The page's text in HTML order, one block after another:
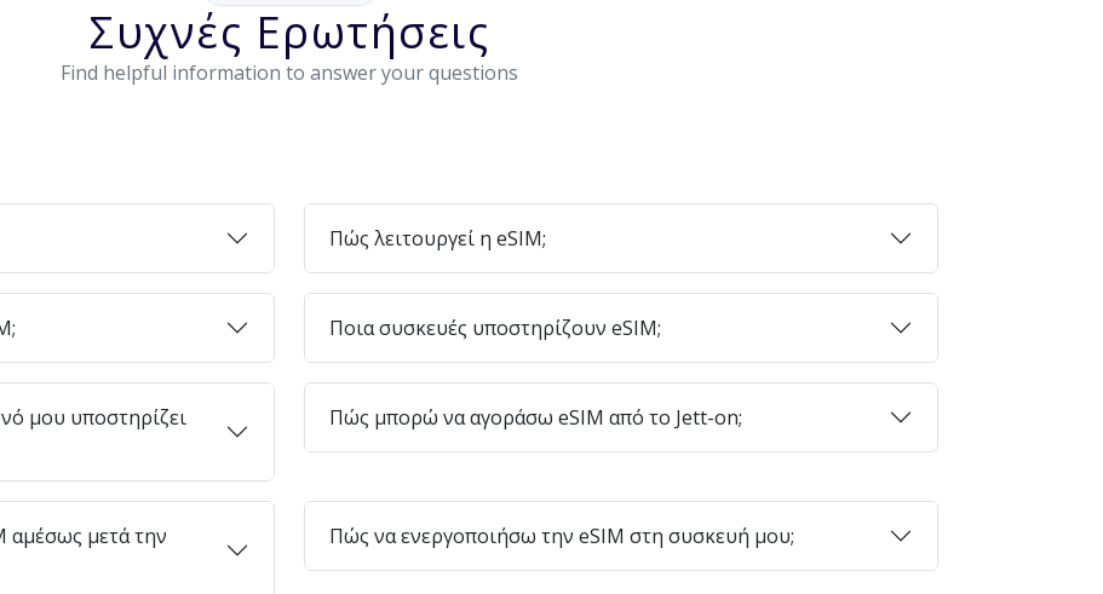
Συχνές Ερωτήσεις
Find helpful information to answer your questions
Πώς λειτουργεί η eSIM;
Ποια συσκευές υποστηρίζουν eSIM;
μου υποστηρίζει
Πώς μπορώ να αγοράσω eSIM από το Jett-on;
μετά την
Πώς να ενεργοποιήσω την eSIM στη συσκευή μου;